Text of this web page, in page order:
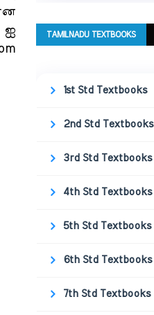
ஐ
TAMILNADU TEXTBOOKS
1st Std Textbooks
2nd Std Textbooks
3rd Std Textbooks
4th Std Textbooks
5th Std Textbooks
6th Std Textbooks
7th Std Textbooks